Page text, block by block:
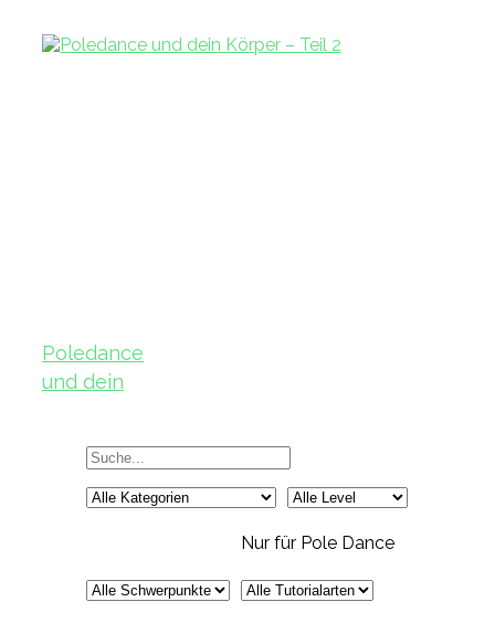
3
Poledance
und dein
Nur für Pole Dance